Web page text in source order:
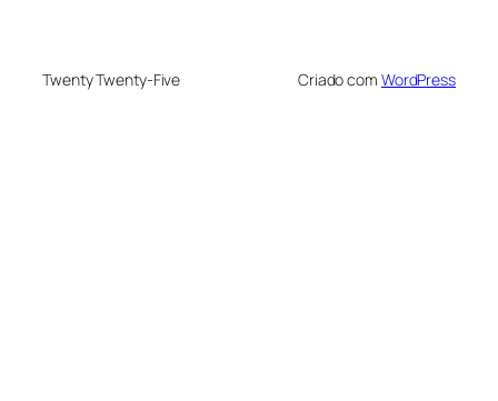
Twenty Twenty-Five Criado com WordPress